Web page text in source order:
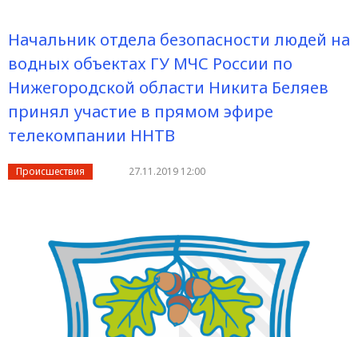
Начальник отдела безопасности людей на
водных объектах ГУ МЧС России по
Нижегородской области Никита Беляев
принял участие в прямом эфире
телекомпании ННТВ
Происшествия 27.11.2019 12:00